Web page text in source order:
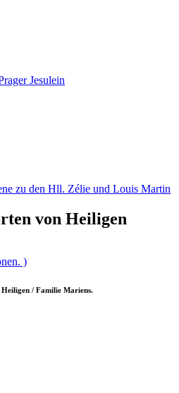
Jesulein
zu den Hll. Zélie und Louis Martin
von Heiligen
)
/ Familie Mariens.